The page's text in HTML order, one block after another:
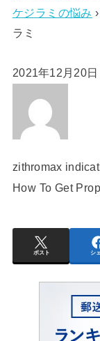
ケジラミの悩み ›
ラミ
2021年12月20
zithromax
How To Get
ポスト シ